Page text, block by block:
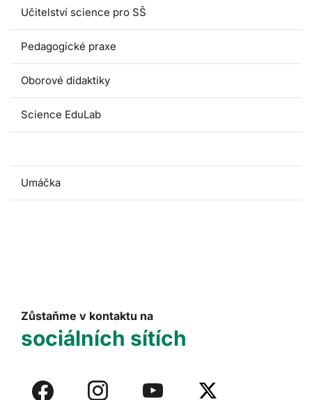
Učitelství science pro SŠ
Pedagogické praxe
Oborové didaktiky
Science EduLab
Umáčka
Zůstaňme v kontaktu na
sociálních sítích